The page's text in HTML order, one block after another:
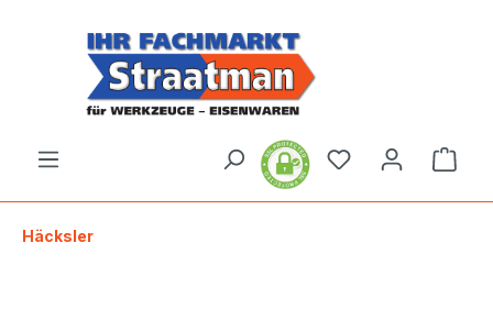
Häcksler